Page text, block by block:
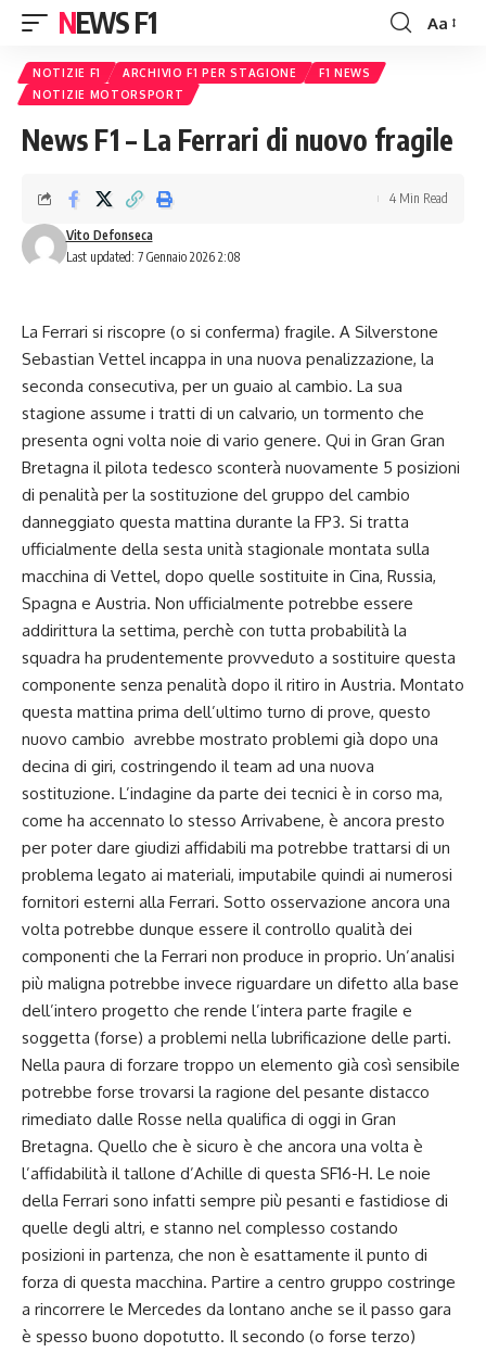
NEWS F1
Font
Aa
NOTIZIE F1 ARCHIVIO F1 PER STAGIONE
F1 NEWS
NOTIZIE MOTORSPORT
News F1 – La Ferrari di nuovo fragile
Last updated: 7 Gennaio 2026 2:08
Vito Defonseca
4 Min Read
La Ferrari si riscopre (o si conferma) fragile. A Silverstone
Sebastian Vettel incappa in una nuova penalizzazione, la
seconda consecutiva, per un guaio al cambio. La sua
stagione assume i tratti di un calvario, un tormento che
presenta ogni volta noie di vario genere. Qui in Gran Gran
Bretagna il pilota tedesco sconterà nuovamente 5 posizioni
di penalità per la sostituzione del gruppo del cambio
danneggiato questa mattina durante la FP3. Si tratta
ufficialmente della sesta unità stagionale montata sulla
macchina di Vettel, dopo quelle sostituite in Cina, Russia,
Spagna e Austria. Non ufficialmente potrebbe essere
addirittura la settima, perchè con tutta probabilità la
squadra ha prudentemente provveduto a sostituire questa
componente senza penalità dopo il ritiro in Austria. Montato
questa mattina prima dell’ultimo turno di prove, questo
nuovo cambio avrebbe mostrato problemi già dopo una
decina di giri, costringendo il team ad una nuova
sostituzione. L’indagine da parte dei tecnici è in corso ma,
come ha accennato lo stesso Arrivabene, è ancora presto
per poter dare giudizi affidabili ma potrebbe trattarsi di un
problema legato ai materiali, imputabile quindi ai numerosi
fornitori esterni alla Ferrari. Sotto osservazione ancora una
volta potrebbe dunque essere il controllo qualità dei
componenti che la Ferrari non produce in proprio. Un’analisi
più maligna potrebbe invece riguardare un difetto alla base
dell’intero progetto che rende l’intera parte fragile e
soggetta (forse) a problemi nella lubrificazione delle parti.
Nella paura di forzare troppo un elemento già così sensibile
potrebbe forse trovarsi la ragione del pesante distacco
rimediato dalle Rosse nella qualifica di oggi in Gran
Bretagna. Quello che è sicuro è che ancora una volta è
l’affidabilità il tallone d’Achille di questa SF16-H. Le noie
della Ferrari sono infatti sempre più pesanti e fastidiose di
quelle degli altri, e stanno nel complesso costando
posizioni in partenza, che non è esattamente il punto di
forza di questa macchina. Partire a centro gruppo costringe
a rincorrere le Mercedes da lontano anche se il passo gara
è spesso buono dopotutto. Il secondo (o forse terzo)